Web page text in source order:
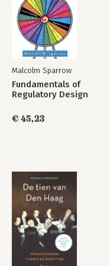
1.9 Taakopvattingen:
1.10 Onafhankelijk
2 Een beknopte
Nederland 45
J. de Ridder
2.1 Inleiding 45
2.2 Verstatelijking van
2.3 Externe effecten 50
2.4 Tragedy of the
2.5 Intermezzo 55
2.8.1 Toezicht als
2.8.2 Toezicht als
2.8.3 Toezicht als object
2.9 Afsluiting 70
3 Toezichtstheorie 77
P. de Winter
3.1 Inleiding 77
Malcolm Sparrow
Fundamentals of
Regulatory Design
€ 45,23